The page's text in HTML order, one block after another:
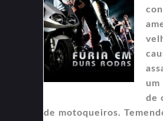
um
de
de motoqueiros.